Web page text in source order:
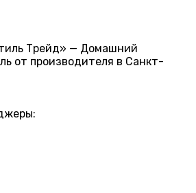
Трейд» — Домашний
от производителя в Санкт-